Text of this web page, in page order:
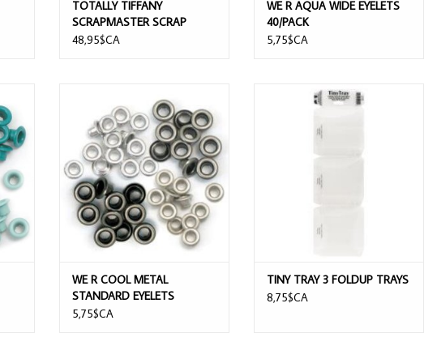
TOTALLY TIFFANY
SCRAPMASTER SCRAP
PAPER ORGANIZER
48,95$CA
WE R AQUA WIDE EYELETS
40/PACK
5,75$CA
EYELETS 60/PACK
AJOUTER AU PANIER
WE R COOL METAL
STANDARD EYELETS
60/PACK
5,75$CA
TINY TRAY 3 FOLDUP TRAYS
TINY TRAY 3 FOLDUP TRAYS
8,75$CA